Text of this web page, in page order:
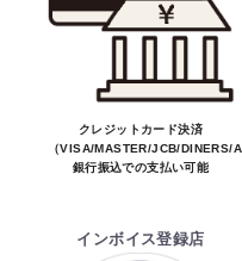
お買物を続ける
そのため、ご注文
合しない場合はキ
※商品はメーカー
変わる場合があり
※商品は予告無
場合があります。
でお受けしており
クレジットカード決済
（VISA/MASTER/JCB/DINERS/
銀行振込での支払い可能
インボイス登録店